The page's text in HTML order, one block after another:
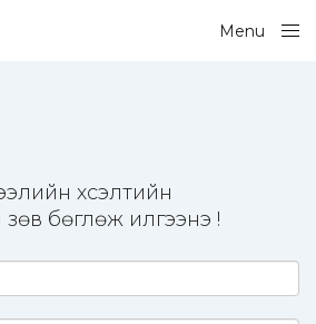
Menu
хүсэлтийн
бөглөж илгээнэ үү!